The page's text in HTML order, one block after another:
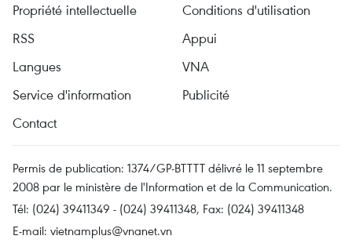
Propriété intellectuelle
Conditions d'utilisation
RSS
Appui
Langues
VNA
Service d'information
Publicité
Contact
Permis de publication: 1374/GP-BTTTT délivré le 11 septembre
2008 par le ministère de l'Information et de la Communication.
Tél: (024) 39411349 - (024) 39411348, Fax: (024) 39411348
E-mail: vietnamplus@vnanet.vn